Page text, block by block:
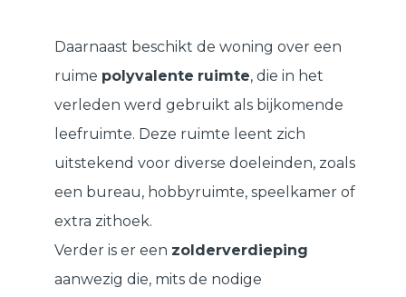
Daarnaast beschikt de woning over een
ruime polyvalente ruimte, die in het
verleden werd gebruikt als bijkomende
leefruimte. Deze ruimte leent zich
uitstekend voor diverse doeleinden, zoals
een bureau, hobbyruimte, speelkamer of
extra zithoek.
Verder is er een zolderverdieping
aanwezig die, mits de nodige